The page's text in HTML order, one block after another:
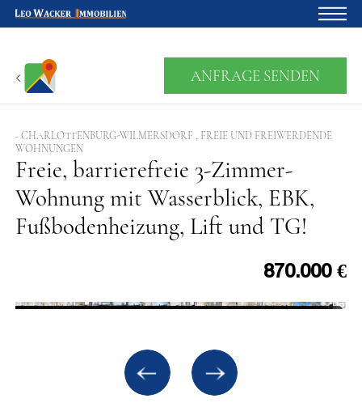
Startseite
Für Eigentümer
Über uns
Blog
Projektentwicklung
ANFRAGE SENDEN
- CHARLOTTENBURG-WILMERSDORF , FREIE UND FREIWERDENDE
WOHNUNGEN
Freie, barrierefreie 3-Zimmer-
Wohnung mit Wasserblick, EBK,
Fußbodenheizung, Lift und TG!
870.000 €